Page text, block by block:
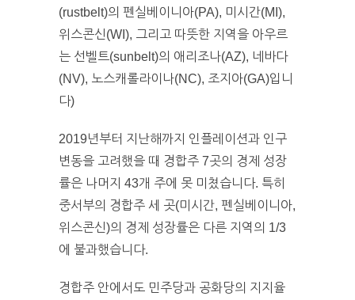
(rustbelt)의 펜실베이니아(PA), 미시간(MI),
위스콘신(WI), 그리고 따뜻한 지역을 아우르
는 선벨트(sunbelt)의 애리조나(AZ), 네바다
(NV), 노스캐롤라이나(NC), 조지아(GA)입니
다)
2019년부터 지난해까지 인플레이션과 인구
변동을 고려했을 때 경합주 7곳의 경제 성장
률은 나머지 43개 주에 못 미쳤습니다. 특히
중서부의 경합주 세 곳(미시간, 펜실베이니아,
위스콘신)의 경제 성장률은 다른 지역의 1/3
에 불과했습니다.
경합주 안에서도 민주당과 공화당의 지지율